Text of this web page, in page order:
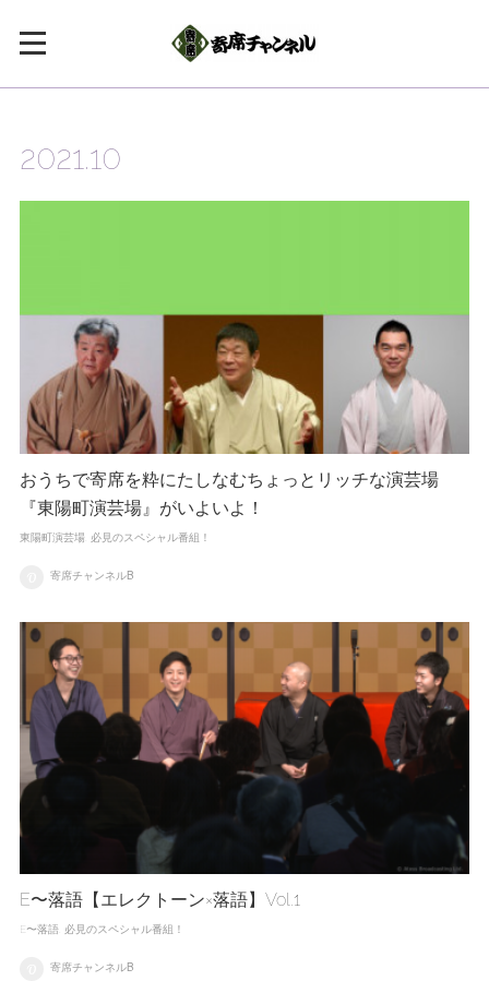
2021.10
おうちで寄席を粋にたしなむちょっとリッチな演芸場
『東陽町演芸場』がいよいよ！
東陽町演芸場 必見のスペシャル番組！
寄席チャンネルB
E〜落語【エレクトーン×落語】Vol.1
E〜落語 必見のスペシャル番組！
寄席チャンネルB